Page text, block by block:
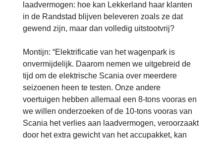
laadvermogen: hoe kan Lekkerland haar klanten
in de Randstad blijven beleveren zoals ze dat
gewend zijn, maar dan volledig uitstootvrij?
Montijn: “Elektrificatie van het wagenpark is
onvermijdelijk. Daarom nemen we uitgebreid de
tijd om de elektrische Scania over meerdere
seizoenen heen te testen. Onze andere
voertuigen hebben allemaal een 8-tons vooras en
we willen onderzoeken of de 10-tons vooras van
Scania het verlies aan laadvermogen, veroorzaakt
door het extra gewicht van het accupakket, kan